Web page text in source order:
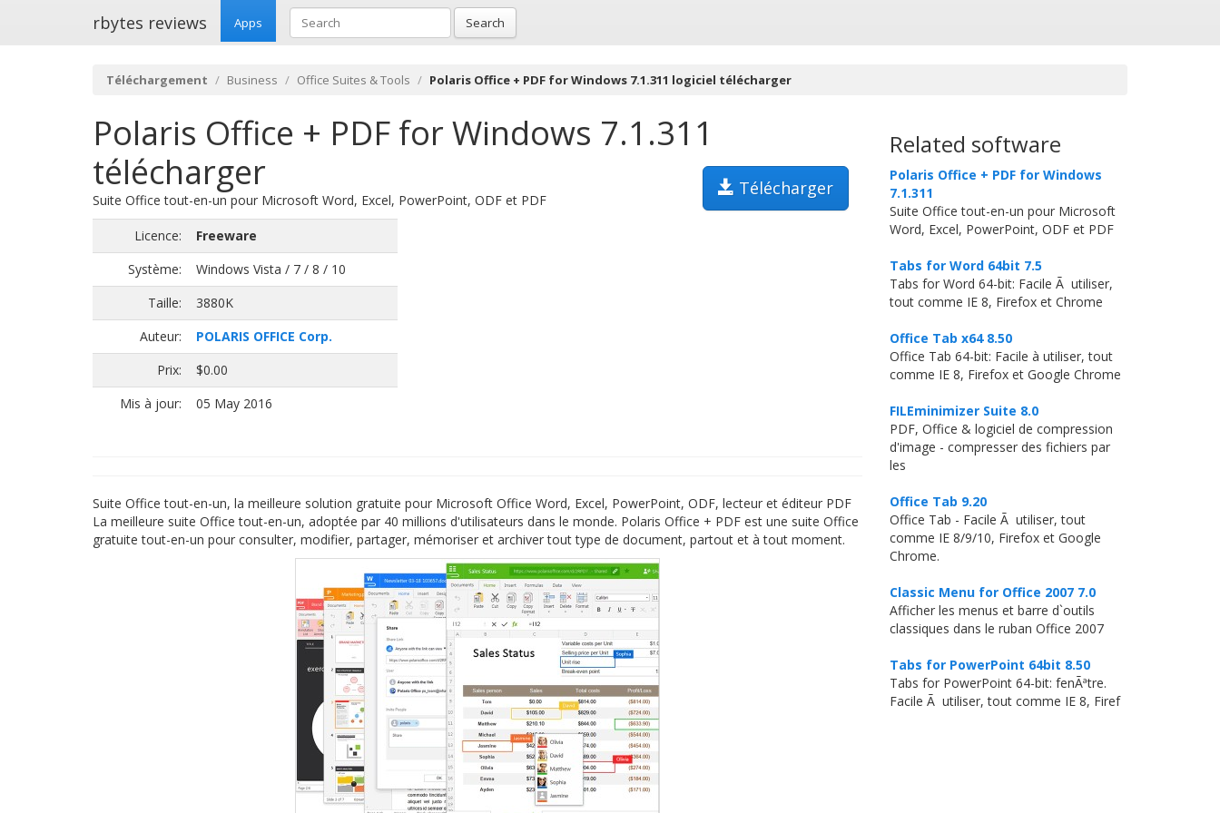
rbytes reviews Apps Search
Téléchargement Business Office Suites & Tools Polaris Office + PDF for Windows 7.1.311 logiciel télécharger
Polaris Office + PDF for Windows 7.1.311
télécharger
Télécharger
Suite Office tout-en-un pour Microsoft Word, Excel, PowerPoint, ODF et PDF
Licence:
Freeware
Système:
Windows Vista / 7 / 8 / 10
Taille:
3880K
Auteur:
POLARIS OFFICE Corp.
Prix:
$0.00
Mis à jour:
05 May 2016
Suite Office tout-en-un, la meilleure solution gratuite pour Microsoft Office Word, Excel, PowerPoint, ODF, lecteur et éditeur PDF
La meilleure suite Office tout-en-un, adoptée par 40 millions d'utilisateurs dans le monde. Polaris Office + PDF est une suite Office
gratuite tout-en-un pour consulter, modifier, partager, mémoriser et archiver tout type de document, partout et à tout moment.
Related software
Polaris Office + PDF for Windows
7.1.311
Suite Office tout-en-un pour Microsoft
Word, Excel, PowerPoint, ODF et PDF
Tabs for Word 64bit 7.5
Tabs for Word 64-bit: Facile Ã utiliser,
tout comme IE 8, Firefox et Chrome
Office Tab x64 8.50
Office Tab 64-bit: Facile à utiliser, tout
comme IE 8, Firefox et Google Chrome
FILEminimizer Suite 8.0
PDF, Office & logiciel de compression
d'image - compresser des fichiers par
les
Office Tab 9.20
Office Tab - Facile Ã utiliser, tout
comme IE 8/9/10, Firefox et Google
Chrome.
Classic Menu for Office 2007 7.0
Afficher les menus et barre d`outils
classiques dans le ruban Office 2007
Tabs for PowerPoint 64bit 8.50
Tabs for PowerPoint 64-bit: fenÃªtre.
Facile Ã utiliser, tout comme IE 8, Firef